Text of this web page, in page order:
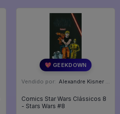
💖 GEEKDOWN
Vendido por: Alexandre Kisner - PR
Comics Star Wars Clássicos 8
- Stars Wars #8